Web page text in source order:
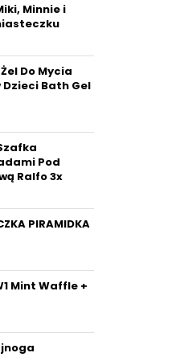
Minnie i
Do Mycia
Dzieci Bath Gel
Pod
Ralfo 3x
PIRAMIDKA
Mint Waffle +